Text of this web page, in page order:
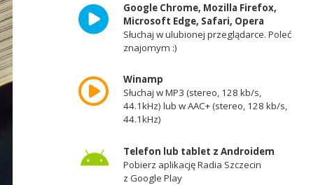
Google Chrome, Mozilla Firefox,
Microsoft Edge, Safari, Opera
Słuchaj w ulubionej przeglądarce. Poleć
znajomym :)
Winamp
Słuchaj w MP3 (stereo, 128 kb/s,
44.1kHz) lub w AAC+ (stereo, 128 kb/s,
44.1kHz)
Telefon lub tablet z Androidem
Pobierz aplikację Radia Szczecin
z Google Play